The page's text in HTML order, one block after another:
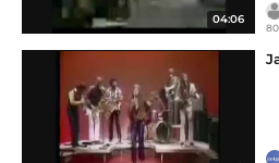
04:06